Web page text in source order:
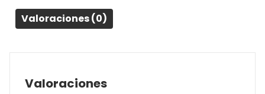
Valoraciones (0)
Valoraciones